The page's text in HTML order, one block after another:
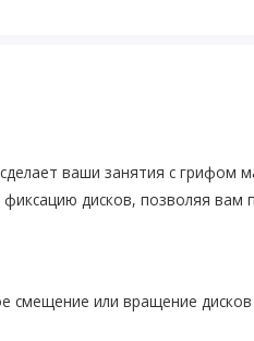
ваши занятия с
дисков, позволяя вам
или вращение